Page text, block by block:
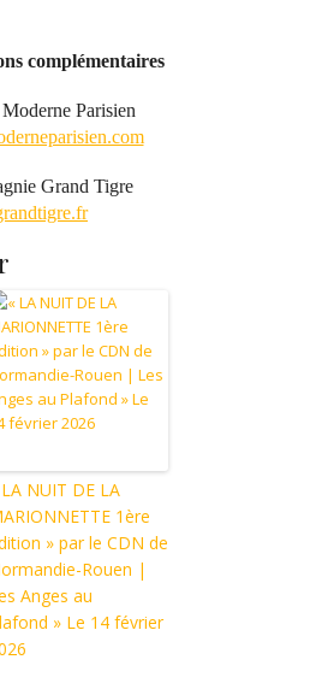
complémentaires
Parisien
Grand Tigre
NUIT DE LA
1ère
» par le CDN de
Rouen |
Anges au
» Le 14 février